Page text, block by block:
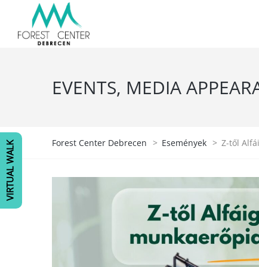
EVENTS, MEDIA
Forest Center Debrecen > Események > Z-től
VIRTUAL WALK